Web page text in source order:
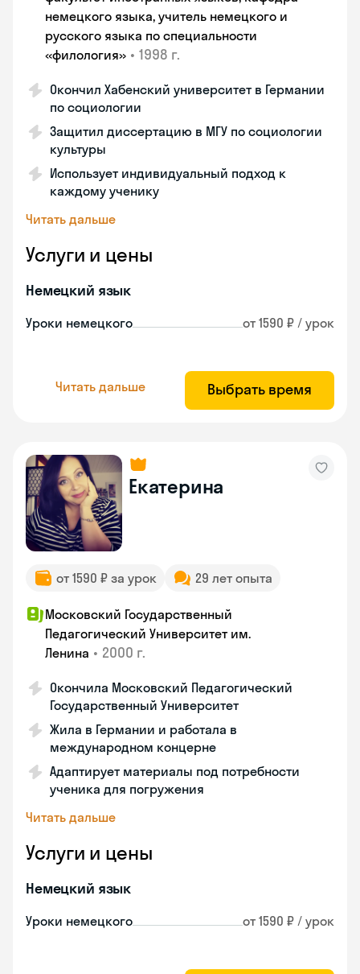
немецкого языка, учитель немецкого и
русского языка по специальности
«филология» • 1998 г.
Окончил Хабенский университет в Германии
по социологии
Защитил диссертацию в МГУ по социологии
культуры
Использует индивидуальный подход к
каждому ученику
Читать дальше
Услуги и цены
Немецкий язык
Уроки немецкого от 1590 ₽ / урок
Читать дальше Выбрать время
Екатерина
от 1590 ₽ за урок 29 лет опыта
Московский Государственный
Педагогический Университет им.
Ленина • 2000 г.
Окончила Московский Педагогический
Государственный Университет
Жила в Германии и работала в
международном концерне
Адаптирует материалы под потребности
ученика для погружения
Читать дальше
Услуги и цены
Немецкий язык
Уроки немецкого от 1590 ₽ / урок